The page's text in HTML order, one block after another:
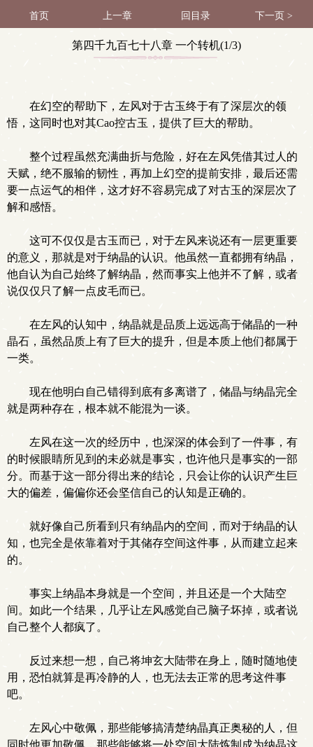
首页 上一章 回目录 下一页 >
第四千九百七十八章 一个转机(1/3)
在幻空的帮助下，左风对于古玉终于有了深层次的领
悟，这同时也对其Cao控古玉，提供了巨大的帮助。
整个过程虽然充满曲折与危险，好在左风凭借其过人的
天赋，绝不服输的韧性，再加上幻空的提前安排，最后还需
要一点运气的相伴，这才好不容易完成了对古玉的深层次了
解和感悟。
这可不仅仅是古玉而已，对于左风来说还有一层更重要
的意义，那就是对于纳晶的认识。他虽然一直都拥有纳晶，
他自认为自己始终了解纳晶，然而事实上他并不了解，或者
说仅仅只了解一点皮毛而已。
在左风的认知中，纳晶就是品质上远远高于储晶的一种
晶石，虽然品质上有了巨大的提升，但是本质上他们都属于
一类。
现在他明白自己错得到底有多离谱了，储晶与纳晶完全
就是两种存在，根本就不能混为一谈。
左风在这一次的经历中，也深深的体会到了一件事，有
的时候眼睛所见到的未必就是事实，也许他只是事实的一部
分。而基于这一部分得出来的结论，只会让你的认识产生巨
大的偏差，偏偏你还会坚信自己的认知是正确的。
就好像自己所看到只有纳晶内的空间，而对于纳晶的认
知，也完全是依靠着对于其储存空间这件事，从而建立起来
的。
事实上纳晶本身就是一个空间，并且还是一个大陆空
间。如此一个结果，几乎让左风感觉自己脑子坏掉，或者说
自己整个人都疯了。
反过来想一想，自己将坤玄大陆带在身上，随时随地使
用，恐怕就算是再冷静的人，也无法去正常的思考这件事
吧。
左风心中敬佩，那些能够搞清楚纳晶真正奥秘的人，但
同时他更加敬佩，那些能够将一处空间大陆炼制成为纳晶这